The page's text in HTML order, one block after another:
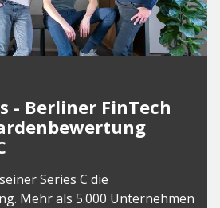
- Berliner FinTech
Series C die
Mehr als 5.000 Unternehmen